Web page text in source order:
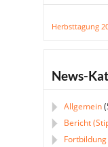
Herbsttagung
News-
Allgemein
Bericht
Fortbildung